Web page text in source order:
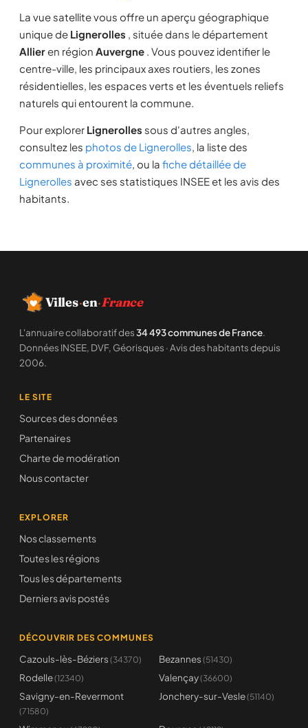
La vue satellite vous offre un aperçu géographique
unique de Lignerolles , située dans le département
Allieren région Auvergne . Vous pouvez identifier le
centre-ville, les principaux axes routiers, les zones
résidentielles, les espaces verts et les éventuels reliefs
naturels qui entourent la commune.
Pour explorer Lignerolles sous d'autres angles,
consultez les photos de Lignerolles, la liste des
communes à proximité, ou la fiche détaillée de
Lignerolles avec ses statistiques INSEE et les avis des
habitants.
Villes·en·France
L'annuaire collaboratif des34 493 communes de France.
Données INSEE, DVF, Géorisques · Avis des habitants depuis
2006.
LE SITE
Sources des données
Partenaires
Charte de modération
Nous contacter
EXPLORER
Nos classements
Toutes les régions
Tous les départements
Derniers avis postés
DÉCOUVRIR DES COMMUNES
Cazouls-lès-Béziers (34370) Bezannes (51430)
Rodelle(12340) Valençay(36600)
Savigny-en-Revermont
(71580)
Jonchery-sur-Vesle(51140)